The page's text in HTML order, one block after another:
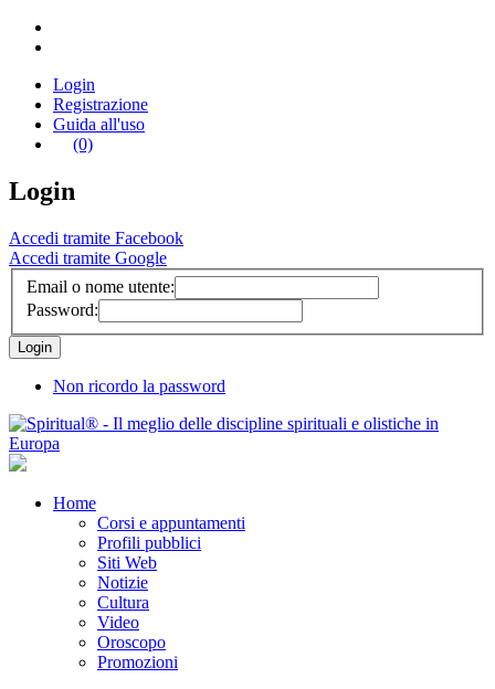
Login
Registrazione
Guida all'uso
(0)
Login
Accedi tramite Facebook
Accedi tramite Google
Email o nome utente:
Password:
Non ricordo la password
Home
Corsi e appuntamenti
Profili pubblici
Siti Web
Notizie
Cultura
Video
Oroscopo
Promozioni